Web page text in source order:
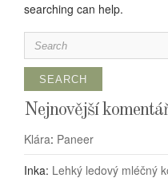
searching can help.
Search
for:
Nejnovější
Klára: Paneer
Inka: Lehký ledový mléčný